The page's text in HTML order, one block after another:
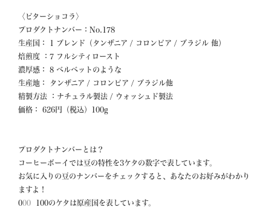
〈ビターショコラ〉
プロダクトナンバー：No.178
生産国： 1 ブレンド（タンザニア / コロンビア / ブラジル 他）
焙煎度 ：7 フルシティロースト
濃厚感： 8 ベルベットのような
生産地： タンザニア / コロンビア / ブラジル他
精製方法 ：ナチュラル製法 / ウォッシュド製法
価格： 626円（税込）100g
プロダクトナンバーとは？
コーヒーボーイでは豆の特性を3ケタの数字で表しています。
お気に入りの豆のナンバーをチェックすると、あなたのお好みがわかり
ますよ！
000